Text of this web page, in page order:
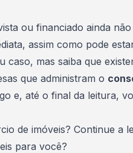
ou financiado ainda
assim como pode
caso, mas saiba que
que administram o
e, até o final da leitura,
de imóveis? Continue a
para você?